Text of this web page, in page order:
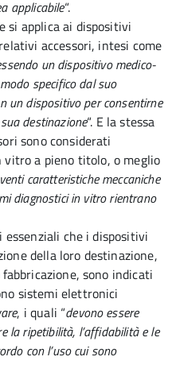
applicabile“.
si applica ai dispositivi
accessori, intesi come
un dispositivo medico-
specifico dal suo
un dispositivo per consentirne
destinazione“. E la stessa
sono considerati
a pieno titolo, o meglio
caratteristiche meccaniche
diagnostici in vitro rientrano
che i dispositivi
della loro destinazione,
sono indicati
sistemi elettronici
, i quali “devono essere
la ripetibilità, l’affidabilità e le
con l’uso cui sono